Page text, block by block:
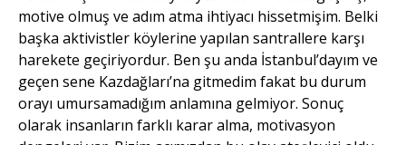
motive olmuş ve adım atma ihtiyacı hissetmişim. Belki
başka aktivistler köylerine yapılan santrallere karşı
harekete geçiriyordur. Ben şu anda İstanbul’dayım ve
geçen sene Kazdağları’na gitmedim fakat bu durum
orayı umursamadığım anlamına gelmiyor. Sonuç
olarak insanların farklı karar alma, motivasyon